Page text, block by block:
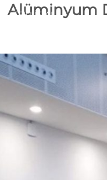
TEKLİF AL
Alüminyum